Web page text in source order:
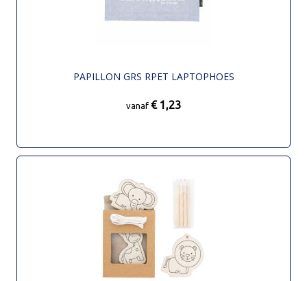
PAPILLON GRS RPET LAPTOPHOES
vanaf € 1,23